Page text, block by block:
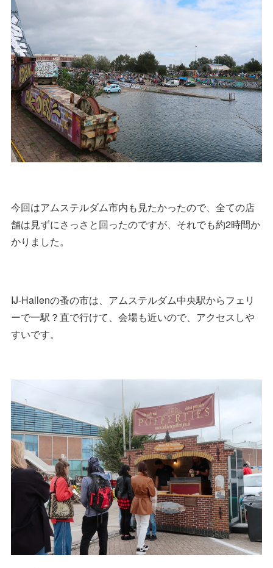
今回はアムステルダム市内も見たかったので、全ての店
舗は見ずにさっさと回ったのですが、それでも約2時間か
かりました。
IJ-Hallenの蚤の市は、アムステルダム中央駅からフェリ
ーで一駅？直で行けて、会場も近いので、アクセスしや
すいです。